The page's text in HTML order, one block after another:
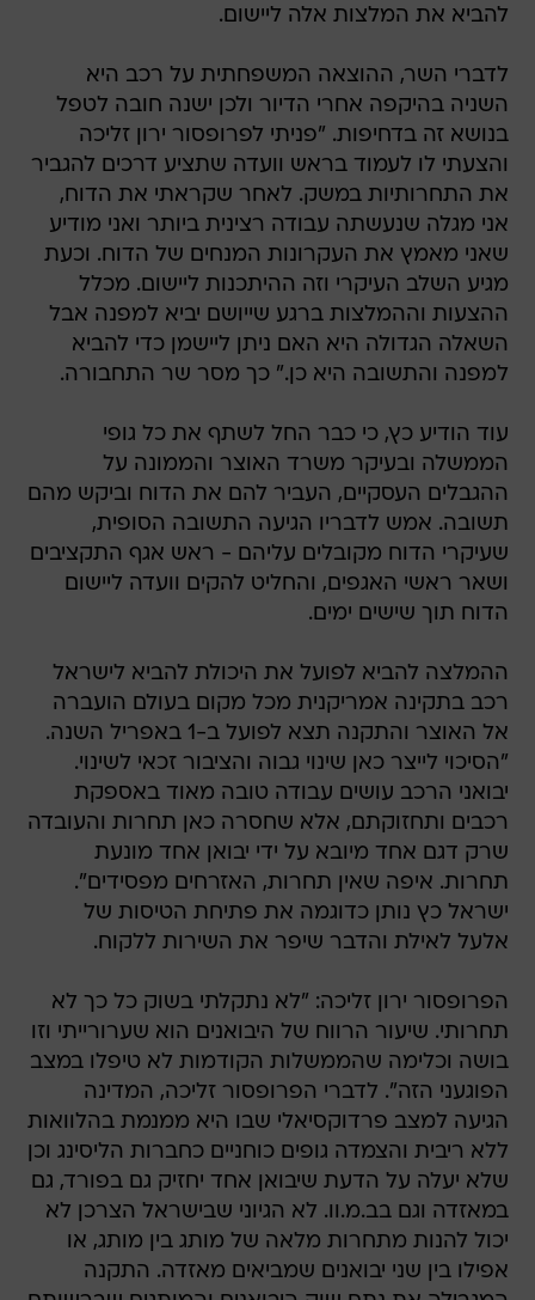
להביא את המלצות אלה ליישום.
לדברי השר, ההוצאה המשפחתית על רכב היא
השניה בהיקפה אחרי הדיור ולכן ישנה חובה לטפל
בנושא זה בדחיפות. "פניתי לפרופסור ירון זליכה
והצעתי לו לעמוד בראש וועדה שתציע דרכים להגביר
את התחרותיות במשק. לאחר שקראתי את הדוח,
אני מגלה שנעשתה עבודה רצינית ביותר ואני מודיע
שאני מאמץ את העקרונות המנחים של הדוח. וכעת
מגיע השלב העיקרי וזה ההיתכנות ליישום. מכלל
ההצעות וההמלצות ברגע שייושם יביא למפנה אבל
השאלה הגדולה היא האם ניתן ליישמן כדי להביא
למפנה והתשובה היא כן." כך מסר שר התחבורה.
עוד הודיע כץ, כי כבר החל לשתף את כל גופי
הממשלה ובעיקר משרד האוצר והממונה על
ההגבלים העסקיים, העביר להם את הדוח וביקש מהם
תשובה. אמש לדבריו הגיעה התשובה הסופית,
שעיקרי הדוח מקובלים עליהם - ראש אגף התקציבים
ושאר ראשי האגפים, והחליט להקים וועדה ליישום
הדוח תוך שישים ימים.
ההמלצה להביא לפועל את היכולת להביא לישראל
רכב בתקינה אמריקנית מכל מקום בעולם הועברה
אל האוצר והתקנה תצא לפועל ב-1 באפריל השנה.
"הסיכוי לייצר כאן שינוי גבוה והציבור זכאי לשינוי.
יבואני הרכב עושים עבודה טובה מאוד באספקת
רכבים ותחזוקתם, אלא שחסרה כאן תחרות והעובדה
שרק דגם אחד מיובא על ידי יבואן אחד מונעת
תחרות. איפה שאין תחרות, האזרחים מפסידים".
ישראל כץ נותן כדוגמה את פתיחת הטיסות של
אלעל לאילת והדבר שיפר את השירות ללקוח.
הפרופסור ירון זליכה: "לא נתקלתי בשוק כל כך לא
תחרותי. שיעור הרווח של היבואנים הוא שערורייתי וזו
בושה וכלימה שהממשלות הקודמות לא טיפלו במצב
הפוגעני הזה". לדברי הפרופסור זליכה, המדינה
הגיעה למצב פרדוקסיאלי שבו היא ממנמת בהלוואות
ללא ריבית והצמדה גופים כוחניים כחברות הליסינג וכן
שלא יעלה על הדעת שיבואן אחד יחזיק גם בפורד, גם
במאזדה וגם בב.מ.וו. לא הגיוני שבישראל הצרכן לא
יכול להנות מתחרות מלאה של מותג בין מותג, או
אפילו בין שני יבואנים שמביאים מאזדה. התקנה